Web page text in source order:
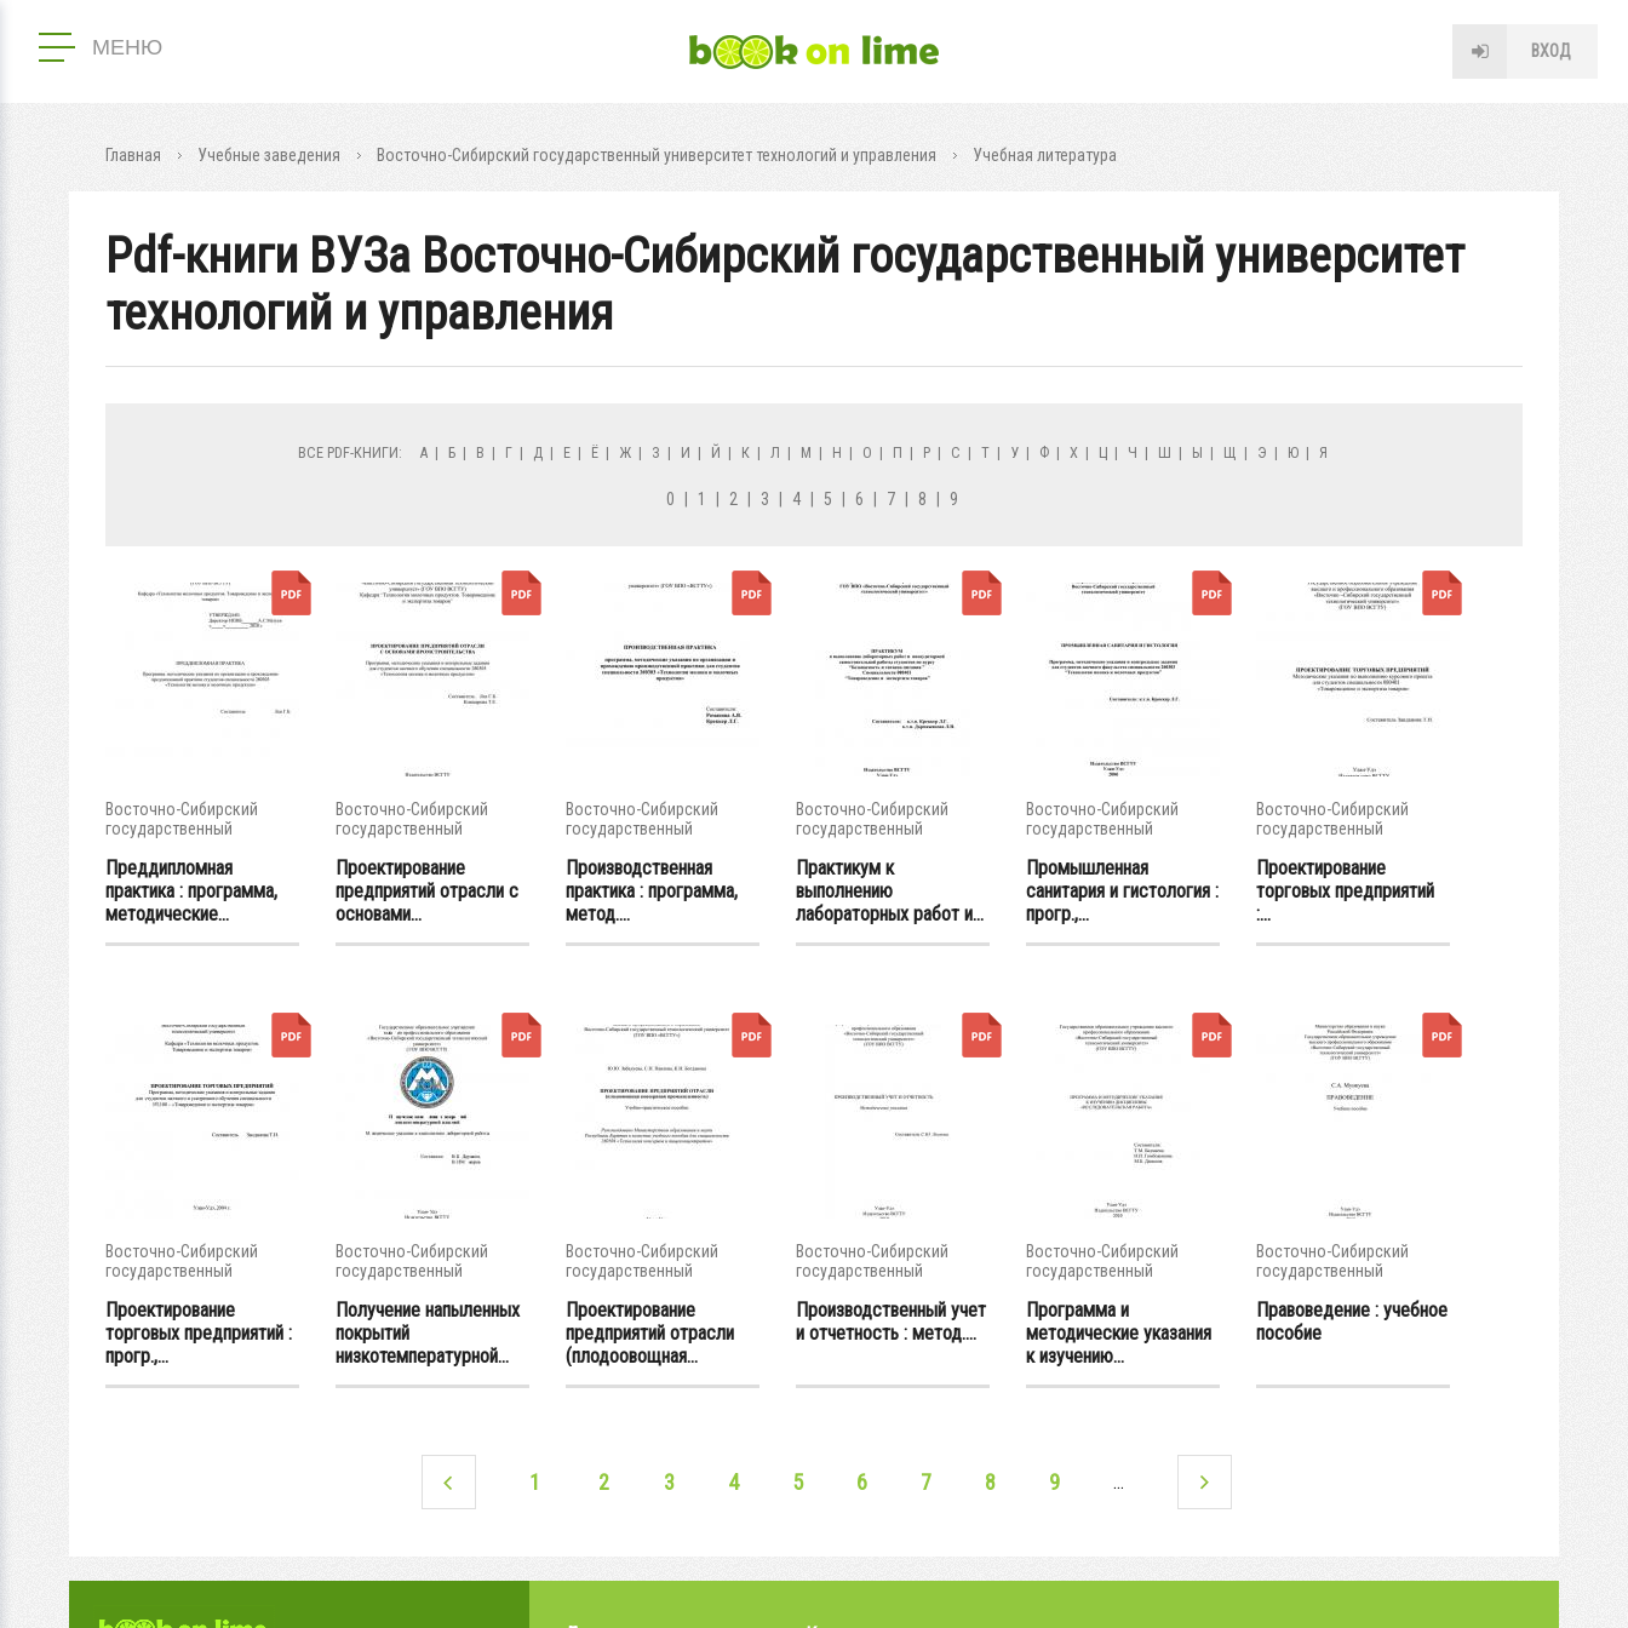
МЕНЮ ВХОД
Главная Учебные заведения Восточно-Сибирский государственный университет технологий и управления Учебная литература
Pdf-книги ВУЗа Восточно-Сибирский государственный университет
технологий и управления
ВСЕ PDF-КНИГИ: А | Б | В | Г | Д | Е | Ё | Ж | З | И | Й | К | Л | М | Н | О | П | Р | С | Т | У | Ф | Х | Ц | Ч | Ш | Ы | Щ | Э | Ю | Я
0 1 2 3 4 5 6 7 8 9
Восточно-Сибирский
государственный
Преддипломная
практика : программа,
методические...
Восточно-Сибирский
государственный
Проектирование
предприятий отрасли с
основами...
Восточно-Сибирский
государственный
Производственная
практика : программа,
метод....
Восточно-Сибирский
государственный
Практикум к
выполнению
лабораторных работ и...
Восточно-Сибирский
государственный
Промышленная
санитария и гистология :
прогр.,...
Восточно-Сибирский
государственный
Проектирование
торговых предприятий
:...
Восточно-Сибирский
государственный
Проектирование
торговых предприятий :
прогр.,...
Восточно-Сибирский
государственный
Получение напыленных
покрытий
низкотемпературной...
Восточно-Сибирский
государственный
Проектирование
предприятий отрасли
(плодоовощная...
Восточно-Сибирский
государственный
Производственный учет
и отчетность : метод....
Восточно-Сибирский
государственный
Программа и
методические указания
к изучению...
Восточно-Сибирский
государственный
Правоведение : учебное
пособие
1 2 3 4 5 6 7 8 9 …